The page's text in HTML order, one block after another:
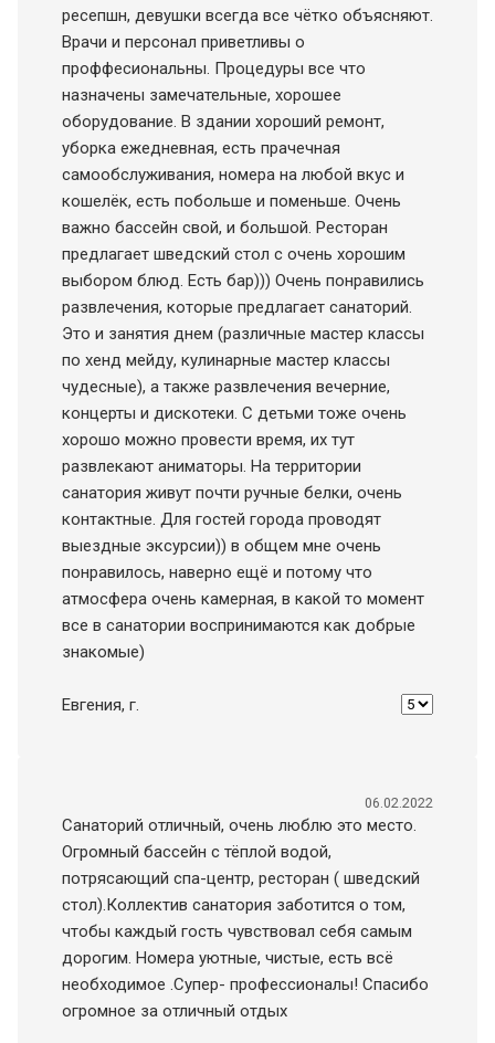
ресепшн, девушки всегда все чётко объясняют.
Врачи и персонал приветливы о
проффесиональны. Процедуры все что
назначены замечательные, хорошее
оборудование. В здании хороший ремонт,
уборка ежедневная, есть прачечная
самообслуживания, номера на любой вкус и
кошелёк, есть побольше и поменьше. Очень
важно бассейн свой, и большой. Ресторан
предлагает шведский стол с очень хорошим
выбором блюд. Есть бар))) Очень понравились
развлечения, которые предлагает санаторий.
Это и занятия днем (различные мастер классы
по хенд мейду, кулинарные мастер классы
чудесные), а также развлечения вечерние,
концерты и дискотеки. С детьми тоже очень
хорошо можно провести время, их тут
развлекают аниматоры. На территории
санатория живут почти ручные белки, очень
контактные. Для гостей города проводят
выездные эксурсии)) в общем мне очень
понравилось, наверно ещё и потому что
атмосфера очень камерная, в какой то момент
все в санатории воспринимаются как добрые
знакомые)
Евгения, г.
06.02.2022
Санаторий отличный, очень люблю это место.
Огромный бассейн с тёплой водой,
потрясающий спа-центр, ресторан ( шведский
стол).Коллектив санатория заботится о том,
чтобы каждый гость чувствовал себя самым
дорогим. Номера уютные, чистые, есть всё
необходимое .Супер- профессионалы! Спасибо
огромное за отличный отдых